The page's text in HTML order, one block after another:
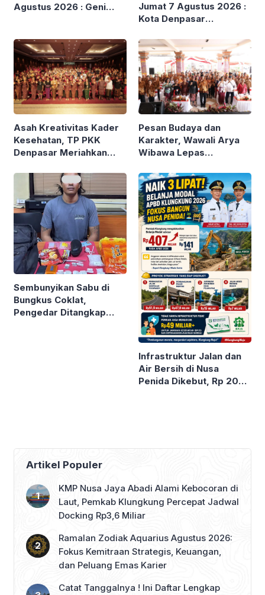
Agustus 2026 : Geni
Melaspas
Jumat 7 Agustus 2026 :
Kota Denpasar
Waspada Gelombang
Tinggi hingga 6 Meter
Asah Kreativitas Kader
Kesehatan, TP PKK
Denpasar Meriahkan
Pesan Budaya dan
Karakter, Wawali Arya
Wibawa Lepas
Denpasar ke Jamnas XII
Cibubur
Sembunyikan Sabu di
Bungkus Coklat,
Pengedar Ditangkap
Infrastruktur Jalan dan
Air Bersih di Nusa
Penida Dikebut, Rp 200
Artikel Populer
KMP Nusa Jaya Abadi Alami Kebocoran di
Laut, Pemkab Klungkung Percepat Jadwal
Docking Rp3,6 Miliar
Ramalan Zodiak Aquarius Agustus 2026:
Fokus Kemitraan Strategis, Keuangan,
dan Peluang Emas Karier
Catat Tanggalnya ! Ini Daftar Lengkap